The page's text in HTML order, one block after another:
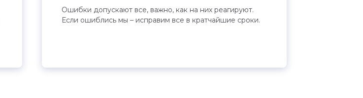
Ошибки допускают все, важно, как на них реагируют.
Если ошиблись мы – исправим все в кратчайшие сроки.